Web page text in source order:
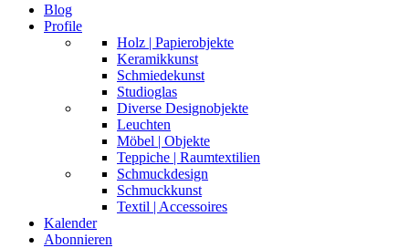
Blog
Profile
Holz | Papierobjekte
Keramikkunst
Schmiedekunst
Studioglas
Diverse Designobjekte
Leuchten
Möbel | Objekte
Teppiche | Raumtextilien
Schmuckdesign
Schmuckkunst
Textil | Accessoires
Kalender
Abonnieren